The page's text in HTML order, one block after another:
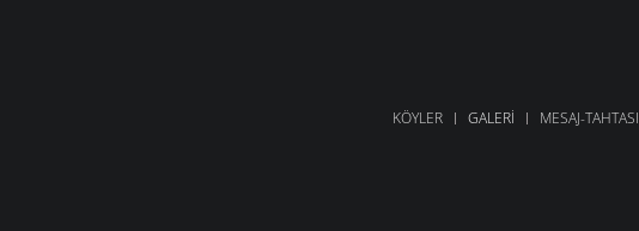
KÖYLER GALERI MESAJ-TAHTASI